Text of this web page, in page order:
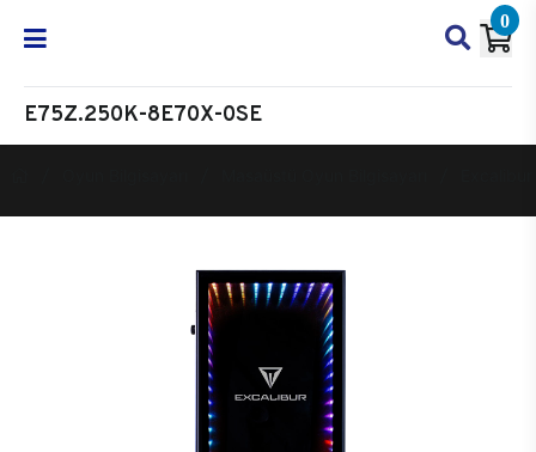
0
E75Z.250K-8E70X-0SE